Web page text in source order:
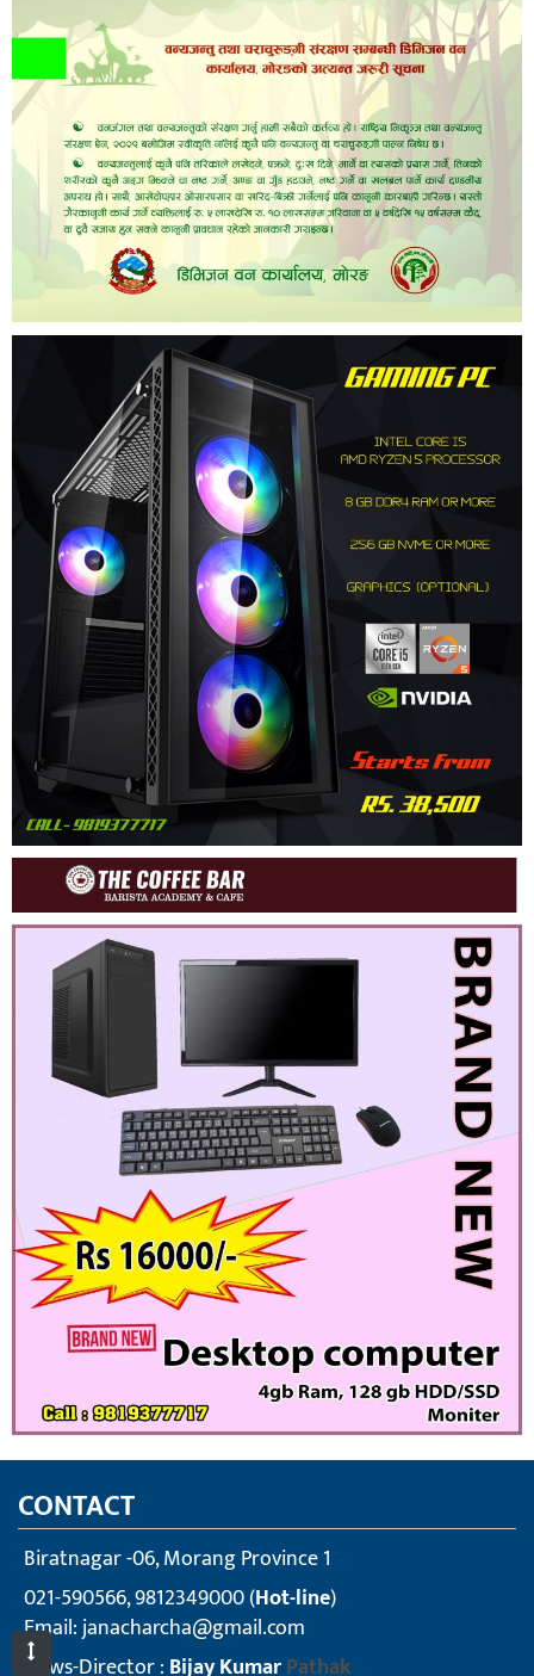
CONTACT
Biratnagar -06, Morang Province 1
021-590566, 9812349000 (Hot-line)
Email:janacharcha@gmail.com
News-Director : Bijay KumarPathak